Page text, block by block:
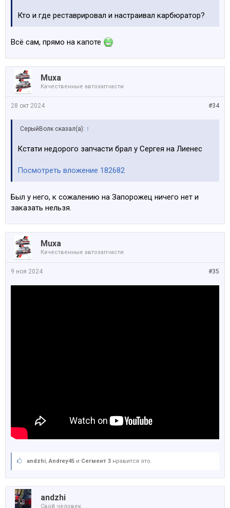
Кто и где реставрировал и настраивал карбюратор?
Всё сам, прямо на капоте
Muxa
Качественные автозапчасти
#34
28 окт 2024
СерыйВолк сказал(а): ↑
Кстати недорого запчасти брал у Сергея на Лиенес
Посмотреть вложение 182682
Был у него, к сожалению на Запорожец ничего нет и
заказать нельзя.
Muxa
Качественные автозапчасти
#35
9 ноя 2024
аndzhi,Andrey45 и Сегмент 3 нравится это.
аndzhi
Свой человек